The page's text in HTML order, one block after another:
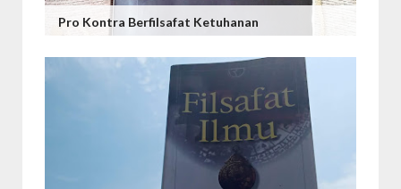
Pro Kontra Berfilsafat Ketuhanan